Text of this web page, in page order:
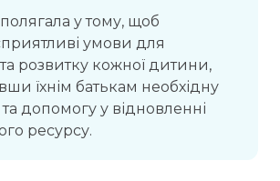
у тому, щоб
умови для
розвитку кожної дитини,
їхнім батькам необхідну
допомогу у відновленні
ресурсу.